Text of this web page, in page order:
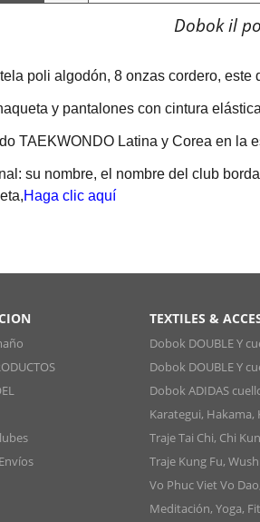
Dobok il
poli algodón, 8 onzas cordero, este
y pantalones con cintura
TAEKWONDO Latina y Corea en la
su nombre, el nombre del club
Haga clic aquí
TEXTILES &
Dobok DOUBLE Y
Dobok DOUBLE Y
Dobok ADIDAS
Karategui, Hakama,
Traje Tai Chi, Chi
Traje Kung Fu,
Vo Phuc Viet Vo
Meditación, Yoga,